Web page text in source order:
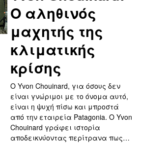
Ο αληθινός
μαχητής της
κλιματικής
κρίσης
Ο Yvon Chouinard, για όσους δεν
είναι γνώριμοι με το όνομα αυτό,
είναι η ψυχή πίσω και μπροστά
από την εταιρεία Patagonia. Ο Yvon
Chouinard γράφει ιστορία
αποδεικνύοντας περίτρανα πως…